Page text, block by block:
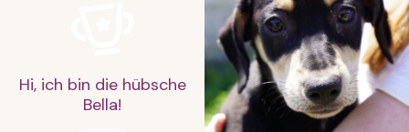
Hi, ich bin die hübsche
Bella!